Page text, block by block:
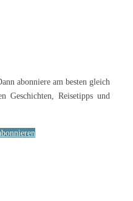
abonniere am besten gleich
Geschichten, Reisetipps und